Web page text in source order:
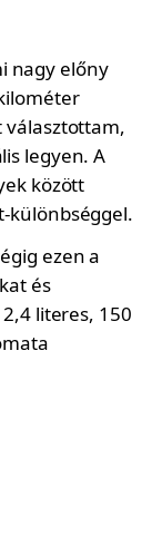
nagy előny
választottam,
legyen. A
között
különbséggel.
ezen a
és
literes, 150